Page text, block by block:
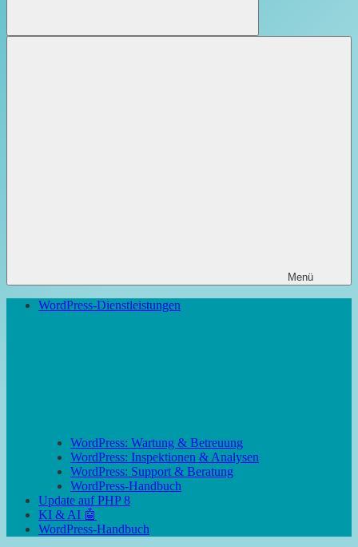
Suchen
Menü
WordPress-Dienstleistungen
WordPress: Wartung & Betreuung
WordPress: Inspektionen & Analysen
WordPress: Support & Beratung
WordPress-Handbuch
Update auf PHP 8
KI & AI 🤖
WordPress-Handbuch